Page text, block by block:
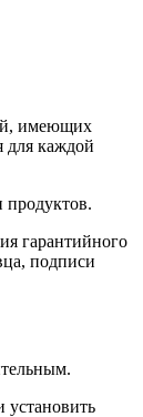
имеющих
для каждой
продуктов.
гарантийного
подписи
установить